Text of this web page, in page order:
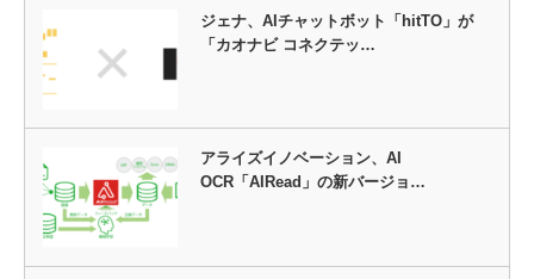
ジェナ、AIチャットボット「hitTO」が
「カオナビ コネクテッ…
アライズイノベーション、AI
OCR「AIRead」の新バージョ…